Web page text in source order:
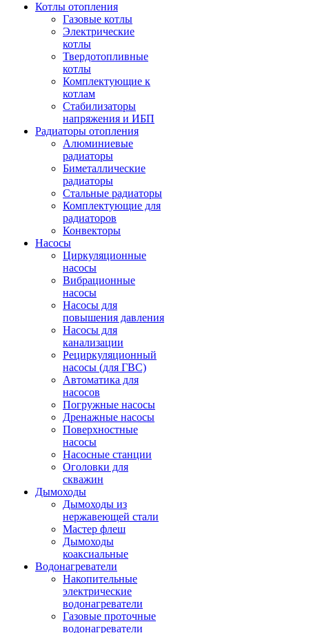
Котлы отопления
Газовые котлы
Электрические
котлы
Твердотопливные
котлы
Комплектующие к
котлам
Стабилизаторы
напряжения и ИБП
Радиаторы отопления
Алюминиевые
радиаторы
Биметаллические
радиаторы
Стальные радиаторы
Комплектующие для
радиаторов
Конвекторы
Насосы
Циркуляционные
насосы
Вибрационные
насосы
Насосы для
повышения давления
Насосы для
канализации
Рециркуляционный
насосы (для ГВС)
Автоматика для
насосов
Погружные насосы
Дренажные насосы
Поверхностные
насосы
Насосные станции
Оголовки для
скважин
Дымоходы
Дымоходы из
нержавеющей стали
Мастер флеш
Дымоходы
коаксиальные
Водонагреватели
Накопительные
электрические
водонагреватели
Газовые проточные
водонагреватели